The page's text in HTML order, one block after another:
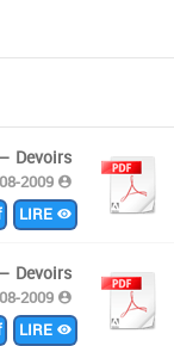
Devoirs
2009
Devoirs
2009